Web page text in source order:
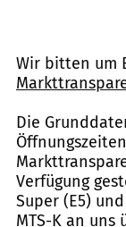
Wir bitten um
Die
Verfügung
Super (E5)
MTS-K an